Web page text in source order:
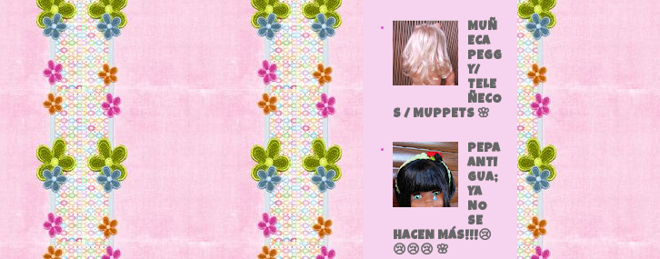
MUÑ
ECA
PEGG
Y/
TELE
ÑECO
S / MUPPETS 🌸
PEPA
ANTI
GUA;
YA
NO
SE
HACEN MÁS!!!😢
😢😢😢 🌸